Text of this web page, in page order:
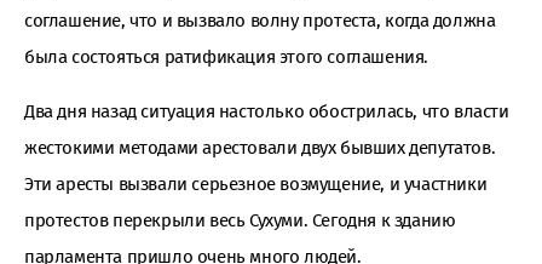
соглашение, что и вызвало волну протеста, когда должна
была состояться ратификация этого соглашения.
Два дня назад ситуация настолько обострилась, что власти
жестокими методами арестовали двух бывших депутатов.
Эти аресты вызвали серьезное возмущение, и участники
протестов перекрыли весь Сухуми. Сегодня к зданию
парламента пришло очень много людей.